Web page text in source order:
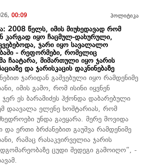
00:09 პოლიტიკა
2008 წელს, იმის მიუხედავად რომ
კარგად იყო ჩაცმულ-დახურული,
ჯარი იყო სავალალო
- რეფორმები, რომელიც
ჩაატარა, მიმართული იყო ჯარის
და ჯარისკაცის დაკნინებაზე
ჯარიდან გაშვებული იყო რამდენიმე
იმის გამო, რომ ისინი იყვნენ
ჯერ ეს ბარამიძეს ჰქონდა დაბარებული
დაავალა ელენე ხოშტარიას, რომ
უნდა გაეყარა. მერე მოვიდა
და ერთი ბრძანებით გაუშვა რამდენიმე
რამაც რასაკვირველია ჯარის
ცუდი შედეგი გამოიღო“, -